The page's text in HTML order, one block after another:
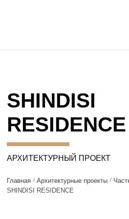
SHINDISI
RESIDENCE
АРХИТЕКТУРНЫЙ ПРОЕКТ
Главная Архитектурные проекты
SHINDISI RESIDENCE